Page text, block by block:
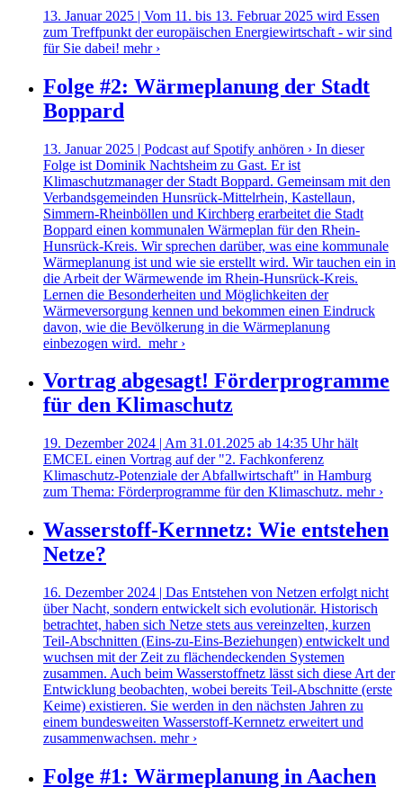
13. Januar 2025 | Vom 11. bis 13. Februar 2025 wird Essen
zum Treffpunkt der europäischen Energiewirtschaft - wir sind
für Sie dabei! mehr ›
Folge #2: Wärmeplanung der Stadt
Boppard
13. Januar 2025 | Podcast auf Spotify anhören › In dieser
Folge ist Dominik Nachtsheim zu Gast. Er ist
Klimaschutzmanager der Stadt Boppard. Gemeinsam mit den
Verbandsgemeinden Hunsrück-Mittelrhein, Kastellaun,
Simmern-Rheinböllen und Kirchberg erarbeitet die Stadt
Boppard einen kommunalen Wärmeplan für den Rhein-
Hunsrück-Kreis. Wir sprechen darüber, was eine kommunale
Wärmeplanung ist und wie sie erstellt wird. Wir tauchen ein in
die Arbeit der Wärmewende im Rhein-Hunsrück-Kreis.
Lernen die Besonderheiten und Möglichkeiten der
Wärmeversorgung kennen und bekommen einen Eindruck
davon, wie die Bevölkerung in die Wärmeplanung
einbezogen wird. mehr ›
Vortrag abgesagt! Förderprogramme
für den Klimaschutz
19. Dezember 2024 | Am 31.01.2025 ab 14:35 Uhr hält
EMCEL einen Vortrag auf der "2. Fachkonferenz
Klimaschutz-Potenziale der Abfallwirtschaft" in Hamburg
zum Thema: Förderprogramme für den Klimaschutz. mehr ›
Wasserstoff-Kernnetz: Wie entstehen
Netze?
16. Dezember 2024 | Das Entstehen von Netzen erfolgt nicht
über Nacht, sondern entwickelt sich evolutionär. Historisch
betrachtet, haben sich Netze stets aus vereinzelten, kurzen
Teil-Abschnitten (Eins-zu-Eins-Beziehungen) entwickelt und
wuchsen mit der Zeit zu flächendeckenden Systemen
zusammen. Auch beim Wasserstoffnetz lässt sich diese Art der
Entwicklung beobachten, wobei bereits Teil-Abschnitte (erste
Keime) existieren. Sie werden in den nächsten Jahren zu
einem bundesweiten Wasserstoff-Kernnetz erweitert und
zusammenwachsen. mehr ›
Folge #1: Wärmeplanung in Aachen